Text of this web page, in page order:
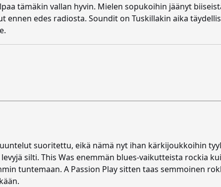
tämäkin vallan hyvin. Mielen sopukoihin jäänyt
ennen edes radiosta. Soundit on Tuskillakin aika
suoritettu, eikä nämä nyt ihan kärkijoukkoihin
silti. This Was enemmän blues-vaikutteista rockia
tuntemaan. A Passion Play sitten taas semmoinen